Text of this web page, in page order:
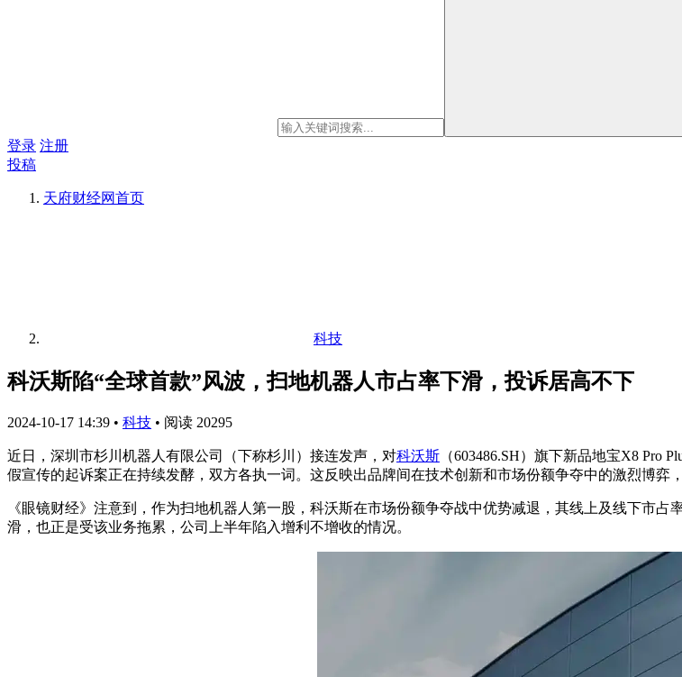
登录 注册
投稿
天府财经网首页
科技
科沃斯陷“全球首款”风波，扫地机器人市占率下滑，投诉居高不下
2024-10-17 14:39 • 科技 • 阅读 20295
近日，深圳市杉川机器人有限公司（下称杉川）接连发声，对科沃斯 （603486.SH）旗下新品地宝X8 Pro
假宣传的起诉案正在持续发酵，双方各执一词。这反映出品牌间在技术创新和市场份额争夺中的激烈博弈
《眼镜财经》注意到，作为扫地机器人第一股，科沃斯在市场份额争夺战中优势减退，其线上及线下市
滑，也正是受该业务拖累，公司上半年陷入增利不增收的情况。